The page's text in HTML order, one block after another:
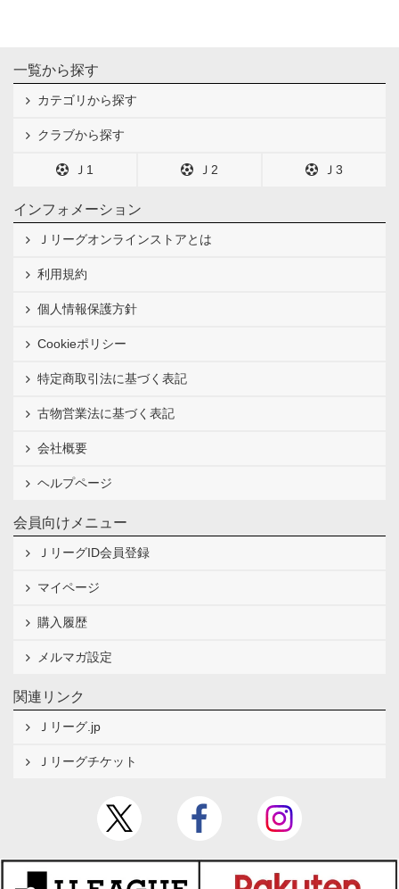
一覧から探す
カテゴリから探す
クラブから探す
Ｊ1 Ｊ2 Ｊ3
インフォメーション
Ｊリーグオンラインストアとは
利用規約
個人情報保護方針
Cookieポリシー
特定商取引法に基づく表記
古物営業法に基づく表記
会社概要
ヘルプページ
会員向けメニュー
ＪリーグID会員登録
マイページ
購入履歴
メルマガ設定
関連リンク
Ｊリーグ.jp
Ｊリーグチケット